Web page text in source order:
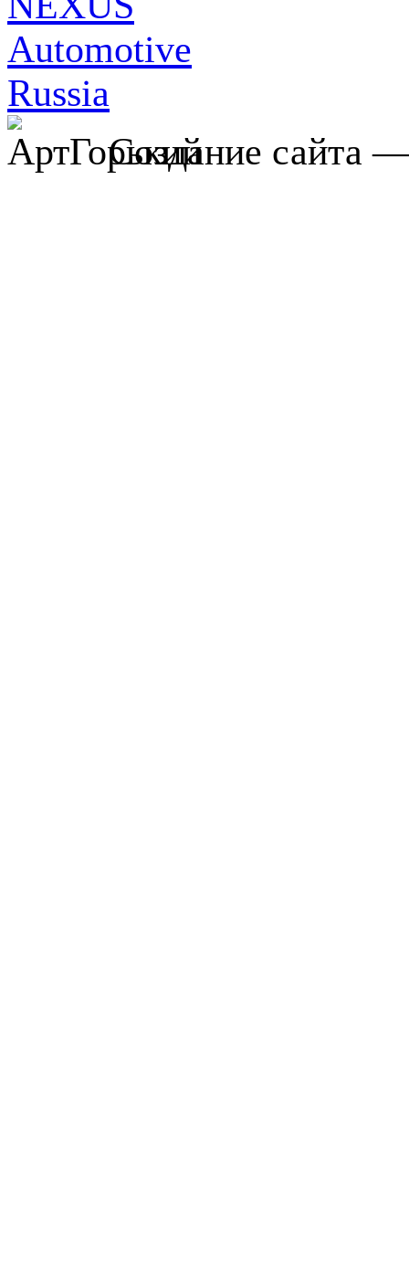
Создание сайта